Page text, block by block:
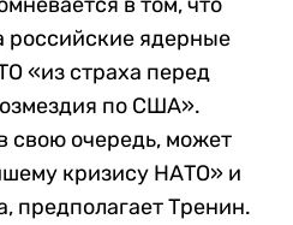
российские ядерные
«из страха перед
по США».
свою очередь, может
кризису НАТО» и
предполагает Тренин.